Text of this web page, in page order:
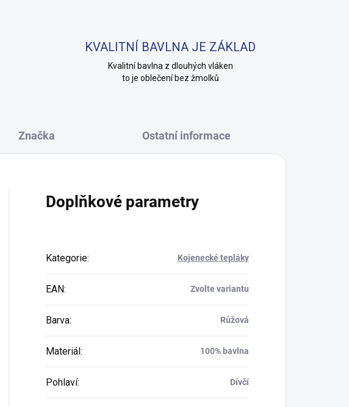
KVALITNÍ BAVLNA JE ZÁKLAD
Kvalitní bavlna z dlouhých vláken
to je oblečení bez žmolků
Značka Ostatní informace
Doplňkové parametry
Kategorie: Kojenecké tepláky
EAN: Zvolte variantu
Barva: Růžová
Materiál : 100% bavlna
Pohlaví: Dívčí